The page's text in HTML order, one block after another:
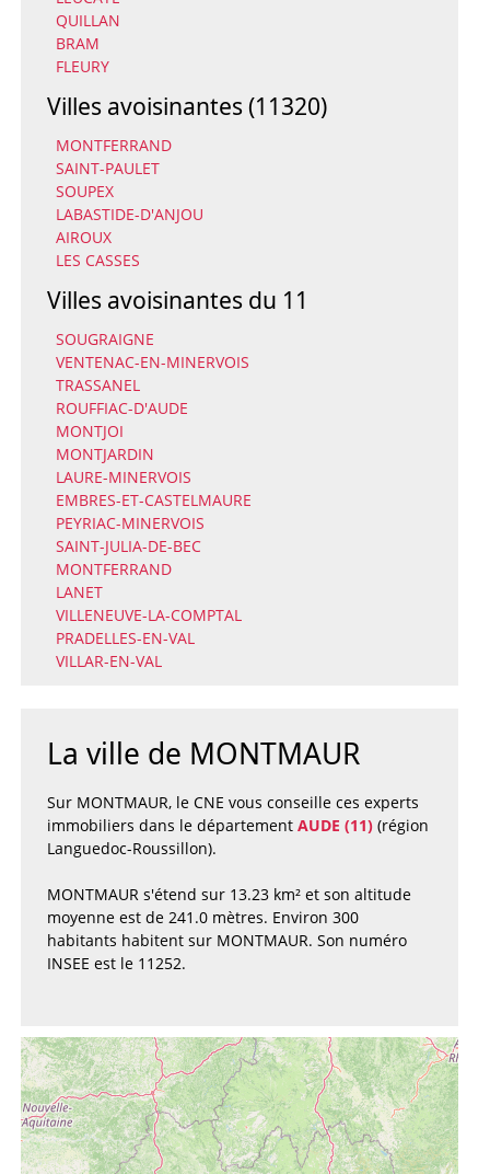
QUILLAN
BRAM
FLEURY
Villes avoisinantes (11320)
MONTFERRAND
SAINT-PAULET
SOUPEX
LABASTIDE-D'ANJOU
AIROUX
LES CASSES
Villes avoisinantes du 11
SOUGRAIGNE
VENTENAC-EN-MINERVOIS
TRASSANEL
ROUFFIAC-D'AUDE
MONTJOI
MONTJARDIN
LAURE-MINERVOIS
EMBRES-ET-CASTELMAURE
PEYRIAC-MINERVOIS
SAINT-JULIA-DE-BEC
MONTFERRAND
LANET
VILLENEUVE-LA-COMPTAL
PRADELLES-EN-VAL
VILLAR-EN-VAL
La ville de MONTMAUR
Sur MONTMAUR, le CNE vous conseille ces experts
immobiliers dans le département AUDE (11)(région
Languedoc-Roussillon).
MONTMAUR s'étend sur 13.23 km² et son altitude
moyenne est de 241.0 mètres. Environ 300
habitants habitent sur MONTMAUR. Son numéro
INSEE est le 11252.